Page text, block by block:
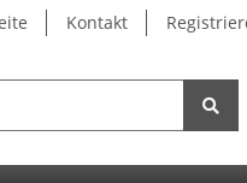
Kontakt